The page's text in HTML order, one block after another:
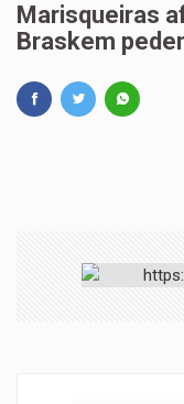
Marisqueiras
Braskem